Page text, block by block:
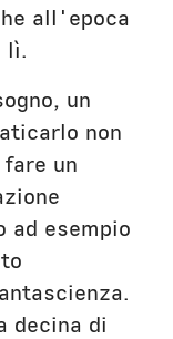
all'epoca
lì.
un
non
un
ad esempio
decina di